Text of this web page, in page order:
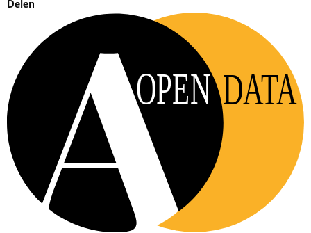
Delen
OPEN DATA